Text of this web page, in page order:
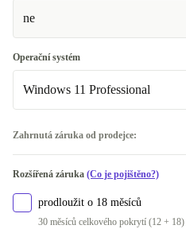
K dispozici v jiné konfiguraci
ND (severské země)
ES (španělština)
FI (finština)
ne
Operační systém
Windows 11 Professional
Zahrnutá záruka od prodejce:
Rozšířená záruka (Co je pojištěno?)
prodloužit o 18 měsíců
30 měsíců celkového pokrytí (12 + 18)